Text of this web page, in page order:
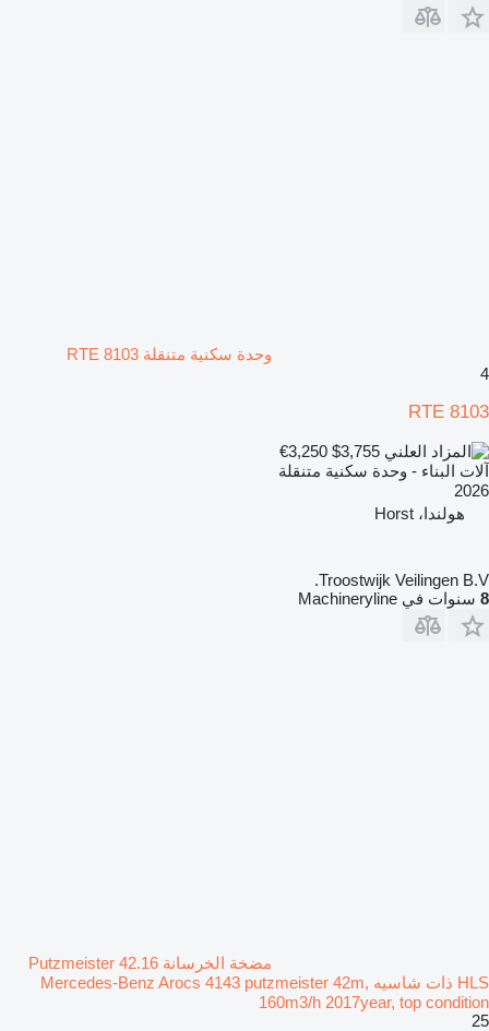
وحدة سكنية متنقلة RTE 8103
4
RTE 8103
€3,250
آلات البناء - وحدة سكنية متنقلة
2026
هولندا، Horst
Troostwijk Veilingen B.V.
8 سنوات في Machineryline
مضخة الخرسانة Putzmeister 42.16
HLS ذات شاسيه Mercedes-Benz Arocs 4143 putzmeister 42m,
160m3/h 2017year, top condition
25